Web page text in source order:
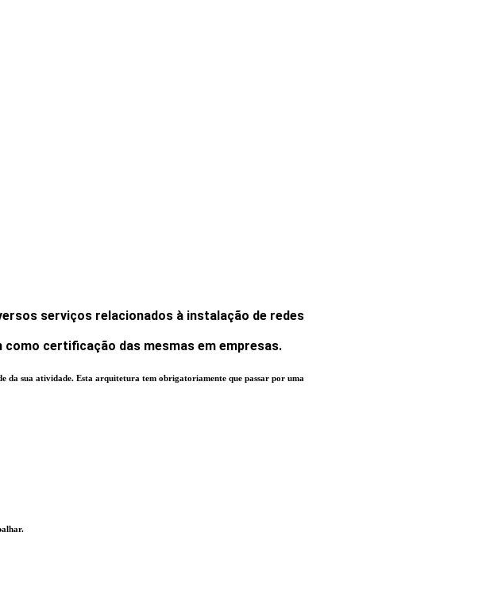
serviços relacionados à instalação de redes
certificação das mesmas em empresas.
da sua atividade. Esta arquitetura tem obrigatoriamente que passar por uma